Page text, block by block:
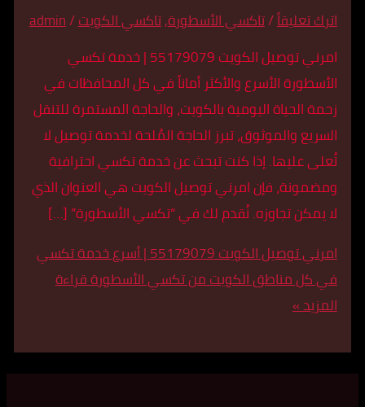
/تاكسي الأسطورة,تاكسي الكويت/
admin
امرني توصيل الكويت 55179079 | خدمة تكسي
الأسرع والأكثر أماناً في كل المحافظات في
اليومية بالكويت، والحاجة المستمرة للتنقل
تبرز الحاجة المُلحة لخدمة توصيل لا
إذا كنت تبحث عن خدمة تكسي احترافية
فإن امرني توصيل الكويت هي العنوان الذي
تجاوزه. نُقدم لك في “تكسي الأسطورة” […]
امرني توصيل الكويت 55179079 | أسرع خدمة تكسي
الكويت من تكسي الأسطورةقراءة